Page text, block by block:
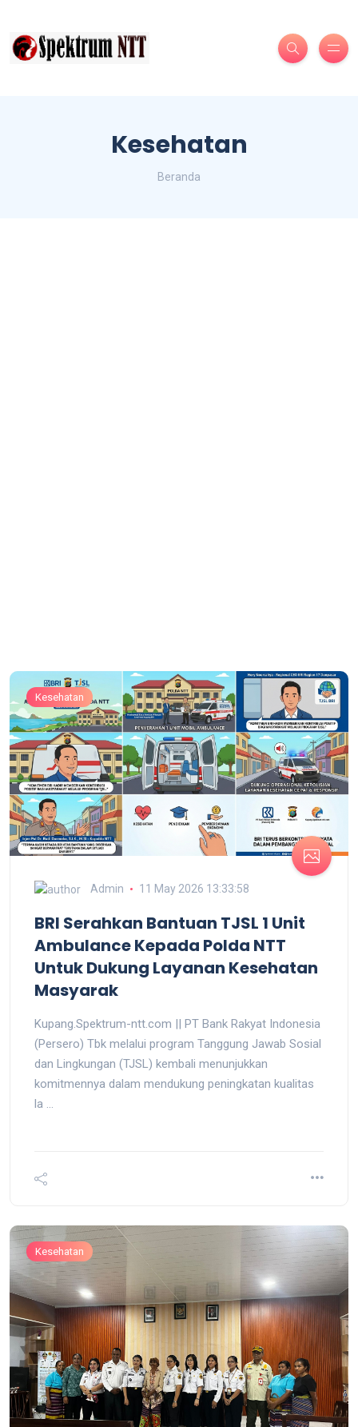
Kesehatan
Beranda
Kesehatan
Admin 11 May 2026 13:33:58
BRI Serahkan Bantuan TJSL 1 Unit
Ambulance Kepada Polda NTT
Untuk Dukung Layanan Kesehatan
Masyarak
Kupang.Spektrum-ntt.com || PT Bank Rakyat Indonesia
(Persero) Tbk melalui program Tanggung Jawab Sosial
dan Lingkungan (TJSL) kembali menunjukkan
komitmennya dalam mendukung peningkatan kualitas
la ...
Kesehatan